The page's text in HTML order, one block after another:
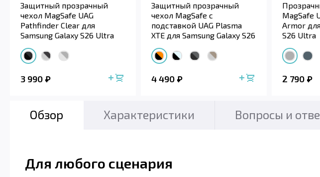
Защитный прозрачный
чехол MagSafe UAG
Pathfinder Clear для
Samsung Galaxy S26 Ultra
3 990
Защитный прозрачный
чехол MagSafe с
подставкой UAG Plasma
XTE для Samsung Galaxy S26
4 490
MagSafe
Armor
S26 Ultra
2 790
Обзор Характеристики Вопросы и
Для любого сценария